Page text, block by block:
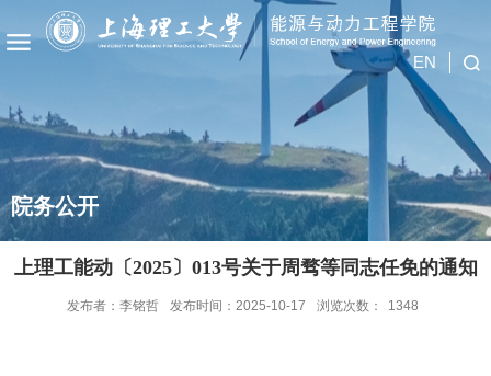
EN
院务公开
上理工能动〔2025〕013号关于周骛等同志任免的通知
发布者：李铭哲 发布时间：2025-10-17 浏览次数： 1348